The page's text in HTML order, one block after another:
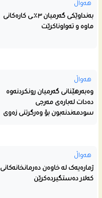
هەواڵ
بەنداوێکی گەرمیان ٣٪ـی کارەکانی
ماوە و تەواوناکرێت
هەواڵ
وەبەرهێنانی گەرمیان رونکردنەوە
دەدات لەبارەی مەرجی
سودمەندنەبون بۆ وەرگرتنی زەوی
هەواڵ
ژمارەیەک لە خاوەن دەرمانخانەکانی
کەلار دەستگیردەکرێن